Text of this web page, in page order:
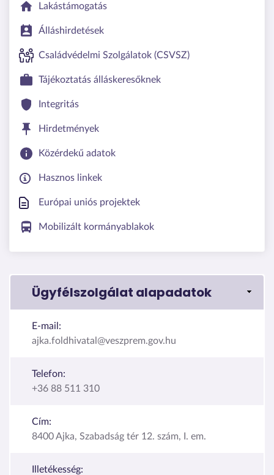
Lakástámogatás
Álláshirdetések
Családvédelmi Szolgálatok (CSVSZ)
Tájékoztatás álláskeresőknek
Integritás
Hirdetmények
Közérdekű adatok
Hasznos linkek
Európai uniós projektek
Mobilizált kormányablakok
Ügyfélszolgálat alapadatok
E-mail:
ajka.foldhivatal@veszprem.gov.hu
Telefon:
+36 88 511 310
Cím:
8400 Ajka, Szabadság tér 12. szám, I. em.
Illetékesség: